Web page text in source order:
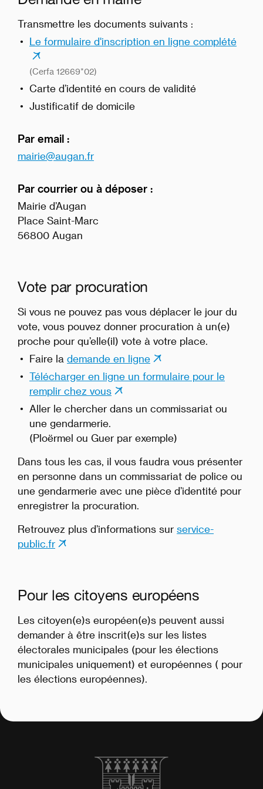
Transmettre les documents suivants :
Le formulaire d'inscription en ligne complété
(Cerfa 12669*02)
Carte d’identité en cours de validité
Justificatif de domicile
Par email :
mairie@augan.fr
Par courrier ou à déposer :
Mairie d’Augan
Place Saint-Marc
56800 Augan
Vote par procuration
Si vous ne pouvez pas vous déplacer le jour du
vote, vous pouvez donner procuration à un(e)
proche pour qu’elle(il) vote à votre place.
Faire la demande en ligne
Télécharger en ligne un formulaire pour le
remplir chez vous
Aller le chercher dans un commissariat ou
une gendarmerie.
(Ploërmel ou Guer par exemple)
Dans tous les cas, il vous faudra vous présenter
en personne dans un commissariat de police ou
une gendarmerie avec une pièce d’identité pour
enregistrer la procuration.
Retrouvez plus d’informations sur service-
public.fr
Pour les citoyens européens
Les citoyen(e)s européen(e)s peuvent aussi
demander à être inscrit(e)s sur les listes
électorales municipales (pour les élections
municipales uniquement) et européennes ( pour
les élections européennes).